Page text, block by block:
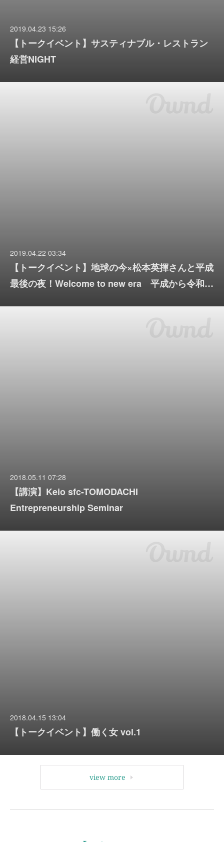
2019.04.23 15:26
【トークイベント】サスティナブル・レストラン
経営NIGHT
2019.04.22 03:34
【トークイベント】地球の今×松本英揮さんと平成
最後の夜！Welcome to new era 平成から令和…
2018.05.11 07:28
【講演】Keio sfc-TOMODACHI
Entrepreneurship Seminar
2018.04.15 13:04
【トークイベント】働く女 vol.1
view more